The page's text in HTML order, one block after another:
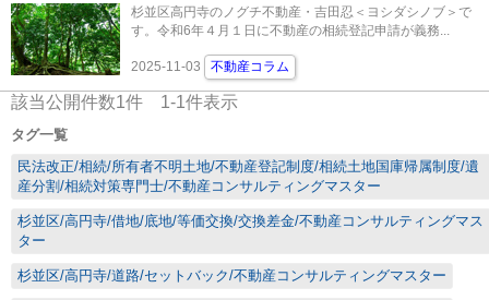
杉並区高円寺のノグチ不動産・吉田忍＜ヨシダシノブ＞で
す。令和6年４月１日に不動産の相続登記申請が義務...
2025-11-03 不動産コラム
該当公開件数1件 1-1件表示
タグ一覧
民法改正/相続/所有者不明土地/不動産登記制度/相続土地国庫帰属制度/遺
産分割/相続対策専門士/不動産コンサルティングマスター
杉並区/高円寺/借地/底地/等価交換/交換差金/不動産コンサルティングマス
ター
杉並区/高円寺/道路/セットバック/不動産コンサルティングマスター